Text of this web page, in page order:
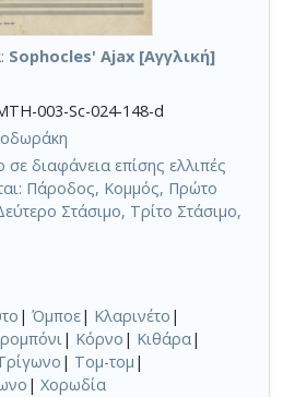
Sophocles' Ajax [Αγγλική]
003-Sc-024-148-d
διαφάνεια επίσης ελλιπές
Πάροδος, Κομμός, Πρώτο
Στάσιμο, Τρίτο Στάσιμο,
| Όμποε| Κλαρινέτο |
| Κόρνο | Κιθάρα|
| Τομ-τομ |
| Χορωδία